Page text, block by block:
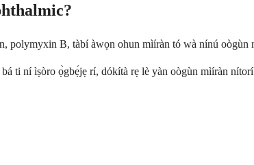
polymyxin B, tàbí àwọn ohun mìíràn tó wà nínú oògùn
ti ní ìṣòro ọ̀gbẹ́jẹ rí, dókítà rẹ lè yàn oògùn mìíràn